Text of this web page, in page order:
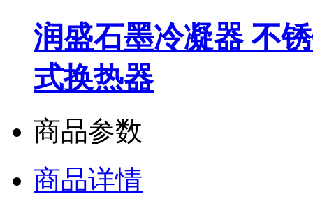
润盛石墨冷凝器 不
式换热器
商品参数
商品详情